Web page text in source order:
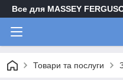
Все для MASSEY
Товари та послуги